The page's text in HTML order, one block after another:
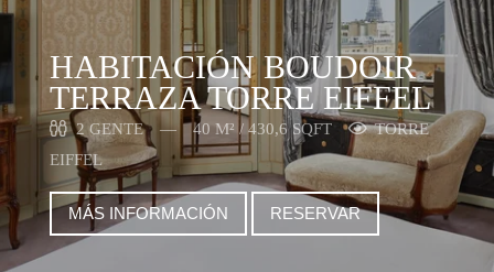
HABITACIÓN BOUDOIR
TERRAZA TORRE EIFFEL
2 GENTE 40 M² / 430,6 SQFT
TORRE
EIFFEL
MÁS INFORMACIÓN RESERVAR